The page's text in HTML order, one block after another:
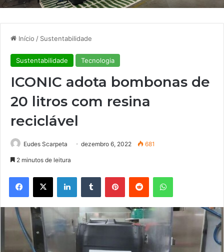
Início / Sustentabilidade
Sustentabilidade Tecnologia
ICONIC adota bombonas de
20 litros com resina
reciclável
Eudes Scarpeta dezembro 6, 2022 681
2 minutos de leitura
Facebook
X LinkedinTumblr PinterestReddit WhatsApp